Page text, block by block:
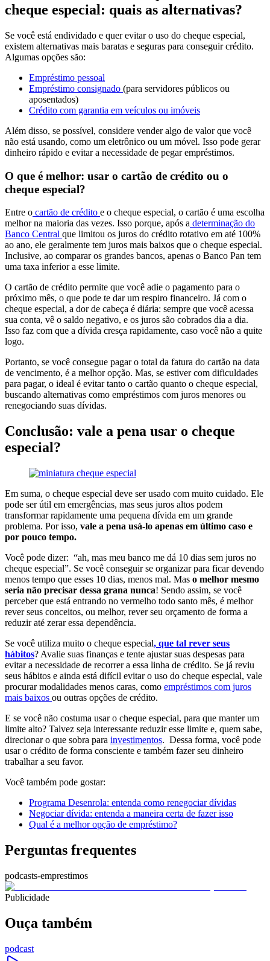
cheque especial: quais as alternativas?
Se você está endividado e quer evitar o uso do cheque especial,
existem alternativas mais baratas e seguras para conseguir crédito.
Algumas opções são:
Empréstimo pessoal
Empréstimo consignado (para servidores públicos ou
aposentados)
Crédito com garantia em veículos ou imóveis
Além disso, se possível, considere vender algo de valor que você
não está usando, como um eletrônico ou um móvel. Isso pode gerar
dinheiro rápido e evitar a necessidade de pegar empréstimos.
O que é melhor: usar o cartão de crédito ou o
cheque especial?
Entre o cartão de crédito e o cheque especial, o cartão é uma escolha
melhor na maioria das vezes. Isso porque, após a determinação do
Banco Central que limitou os juros do crédito rotativo em até 100%
ao ano, ele geralmente tem juros mais baixos que o cheque especial.
Inclusive, ao comparar os grandes bancos, apenas o Banco Pan tem
uma taxa inferior a esse limite.
O cartão de crédito permite que você adie o pagamento para o
próximo mês, o que pode te dar um respiro financeiro. Já com o
cheque especial, a dor de cabeça é diária: sempre que você acessa
sua conta, vê o saldo negativo, e os juros são cobrados dia a dia.
Isso faz com que a dívida cresça rapidamente, caso você não a quite
logo.
Portanto, se você consegue pagar o total da fatura do cartão na data
de vencimento, é a melhor opção. Mas, se estiver com dificuldades
para pagar, o ideal é evitar tanto o cartão quanto o cheque especial,
buscando alternativas como empréstimos com juros menores ou
renegociando suas dívidas.
Conclusão: vale a pena usar o cheque
especial?
Em suma, o cheque especial deve ser usado com muito cuidado. Ele
pode ser útil em emergências, mas seus juros altos podem
transformar rapidamente uma pequena dívida em um grande
problema. Por isso, vale a pena usá-lo apenas em último caso e
por pouco tempo.
Você pode dizer: “ah, mas meu banco me dá 10 dias sem juros no
cheque especial”. Se você conseguir se organizar para ficar devendo
menos tempo que esses 10 dias, menos mal. Mas o melhor mesmo
seria não precisar dessa grana nunca! Sendo assim, se você
perceber que está entrando no vermelho todo santo mês, é melhor
rever seus conceitos, ou melhor, rever seu orçamento de forma a
reduzir até zerar essa dependência.
Se você utiliza muito o cheque especial, que tal rever seus
hábitos? Avalie suas finanças e tente ajustar suas despesas para
evitar a necessidade de recorrer a essa linha de crédito. Se já reviu
seus hábitos e ainda está difícil evitar o uso do cheque especial, vale
procurar modalidades menos caras, como empréstimos com juros
mais baixos ou outras opções de crédito.
E se você não costuma usar o cheque especial, para que manter um
limite alto? Talvez seja interessante reduzir esse limite e, quem sabe,
direcionar o que sobra para investimentos. Dessa forma, você pode
usar o crédito de forma consciente e também fazer seu dinheiro
trabalhar a seu favor.
Você também pode gostar:
Programa Desenrola: entenda como renegociar dívidas
Negociar dívida: entenda a maneira certa de fazer isso
Qual é a melhor opção de empréstimo?
Perguntas frequentes
podcasts-emprestimos
Publicidade
Ouça também
podcast